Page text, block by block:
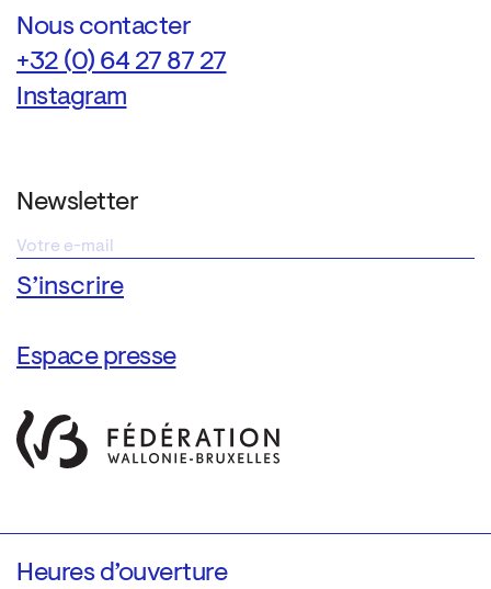
Nous contacter
+32 (0) 64 27 87 27
Instagram
Newsletter
Espace presse
Heures d’ouverture